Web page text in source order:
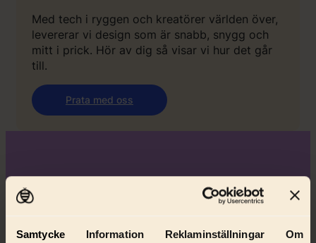
Samtycke Information Reklaminställningar Om
Med tech i ryggen och kreatörer världen över,
levererar vi design som är snabb, snygg och
mitt i prick. Hör av dig så visar vi hur det går
till.
Prata med oss